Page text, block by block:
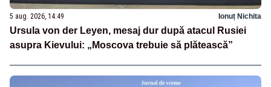
5 aug. 2026, 14:49 Ionuț Nichita
Ursula von der Leyen, mesaj dur după atacul Rusiei
asupra Kievului: „Moscova trebuie să plătească”